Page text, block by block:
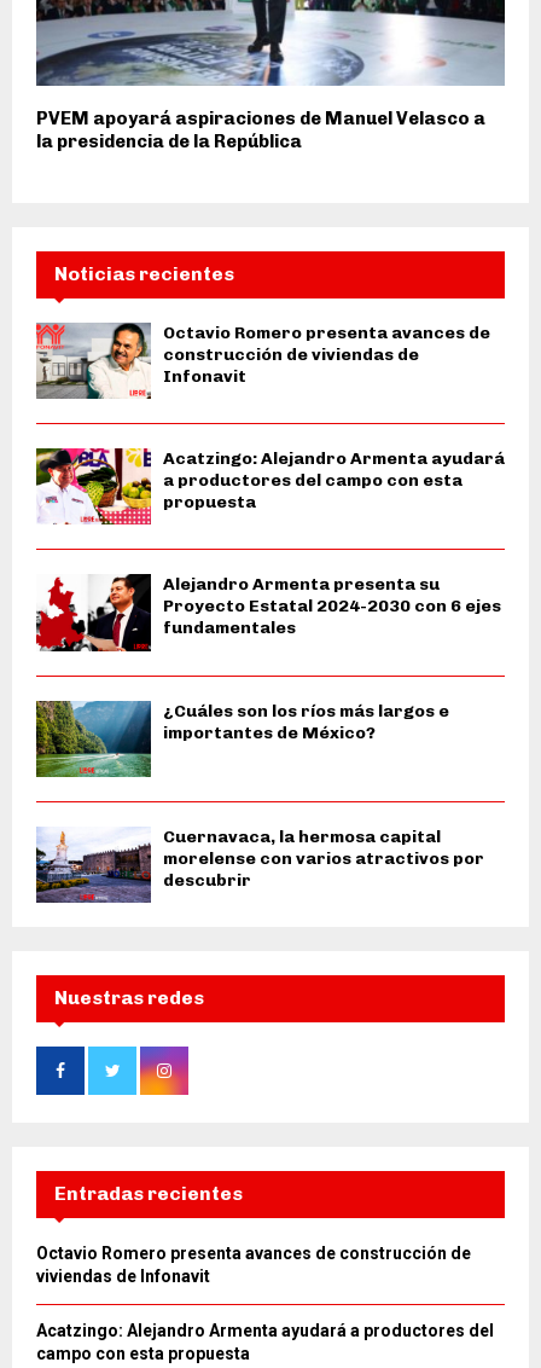
PVEM apoyará aspiraciones de Manuel Velasco a
la presidencia de la República
Noticias recientes
Octavio Romero presenta avances de
construcción de viviendas de
Infonavit
Acatzingo: Alejandro Armenta ayudará
a productores del campo con esta
propuesta
Alejandro Armenta presenta su
Proyecto Estatal 2024-2030 con 6 ejes
fundamentales
¿Cuáles son los ríos más largos e
importantes de México?
Cuernavaca, la hermosa capital
morelense con varios atractivos por
descubrir
Nuestras redes
Entradas recientes
Octavio Romero presenta avances de construcción de
viviendas de Infonavit
Acatzingo: Alejandro Armenta ayudará a productores del
campo con esta propuesta